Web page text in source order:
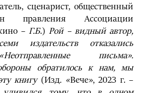
сценарист, общественный
правления Ассоциации
– Г.Б.) Рой – видный автор,
издательств отказались
письма».
обратилось к нам, мы
книгу (Изд. «Вече», 2023 г. –